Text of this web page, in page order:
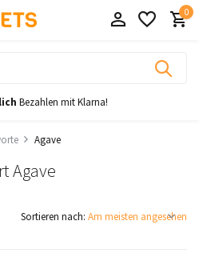
0
Bezahlen mit Klarna!
Agave
Agave
Sortieren nach: